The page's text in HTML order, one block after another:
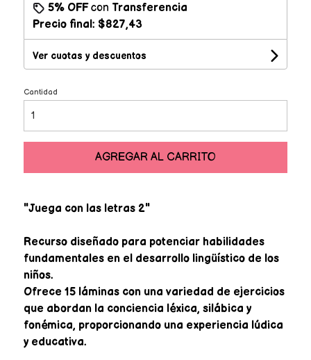
5% OFFcon Transferencia
Precio final: $827,43
Ver cuotas y descuentos
Cantidad
AGREGAR AL CARRITO
"Juega con las letras 2"
Recurso diseñado para potenciar habilidades
fundamentales en el desarrollo lingüístico de los
niños.
Ofrece 15 láminas con una variedad de ejercicios
que abordan la conciencia léxica, silábica y
fonémica, proporcionando una experiencia lúdica
y educativa.